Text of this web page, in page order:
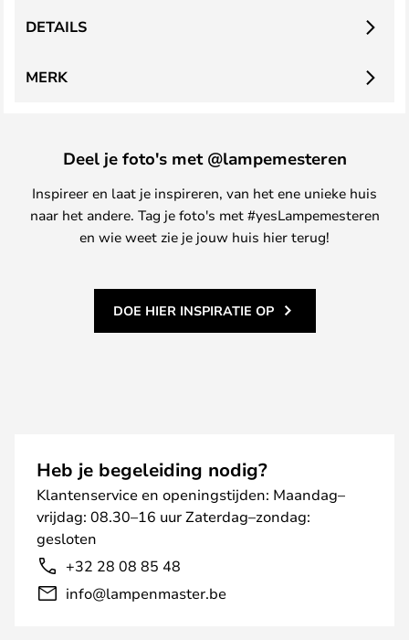
DETAILS
MERK
Deel je foto's met @lampemesteren
Inspireer en laat je inspireren, van het ene unieke huis
naar het andere. Tag je foto's met #yesLampemesteren
en wie weet zie je jouw huis hier terug!
DOE HIER INSPIRATIE OP
Heb je begeleiding nodig?
Klantenservice en openingstijden: Maandag–
vrijdag: 08.30–16 uur Zaterdag–zondag:
gesloten
+32 28 08 85 48
info@lampenmaster.be